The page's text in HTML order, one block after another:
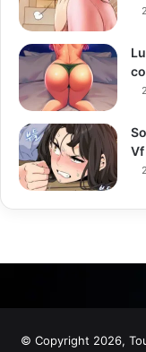
Vf
© Copyright 2026,